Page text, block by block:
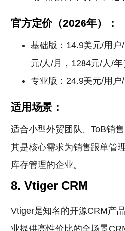
官方定价（2026年）：
基础版：14.9美元/用
元/人/月，1284元/人/年
专业版：24.9美元/用户/
适用场景：
适合小型外贸团队、ToB销
其是核心需求为销售跟单管
库存管理的企业。
8. Vtiger CRM
Vtiger是知名的开源CRM产
业提供高性价比的全场景